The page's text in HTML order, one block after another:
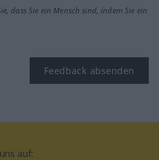
dass Sie ein Mensch sind, indem Sie ein
Feedback absenden
auf: